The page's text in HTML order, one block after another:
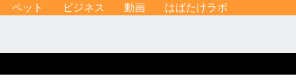
ペット ビジネス 動画 はばたけラボ